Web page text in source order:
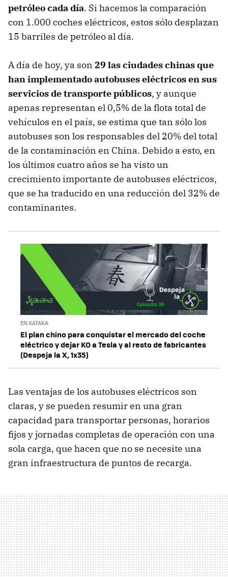
petróleo cada día. Si hacemos la comparación
con 1.000 coches eléctricos, estos sólo desplazan
15 barriles de petróleo al día.
A día de hoy, ya son 29 las ciudades chinas que
han implementado autobuses eléctricos en sus
servicios de transporte públicos, y aunque
apenas representan el 0,5% de la flota total de
vehículos en el país, se estima que tan sólo los
autobuses son los responsables del 20% del total
de la contaminación en China. Debido a esto, en
los últimos cuatro años se ha visto un
crecimiento importante de autobuses eléctricos,
que se ha traducido en una reducción del 32% de
contaminantes.
EN XATAKA
El plan chino para conquistar el mercado del coche
eléctrico y dejar KO a Tesla y al resto de fabricantes
(Despeja la X, 1x35)
Las ventajas de los autobuses eléctricos son
claras, y se pueden resumir en una gran
capacidad para transportar personas, horarios
fijos y jornadas completas de operación con una
sola carga, que hacen que no se necesite una
gran infraestructura de puntos de recarga.